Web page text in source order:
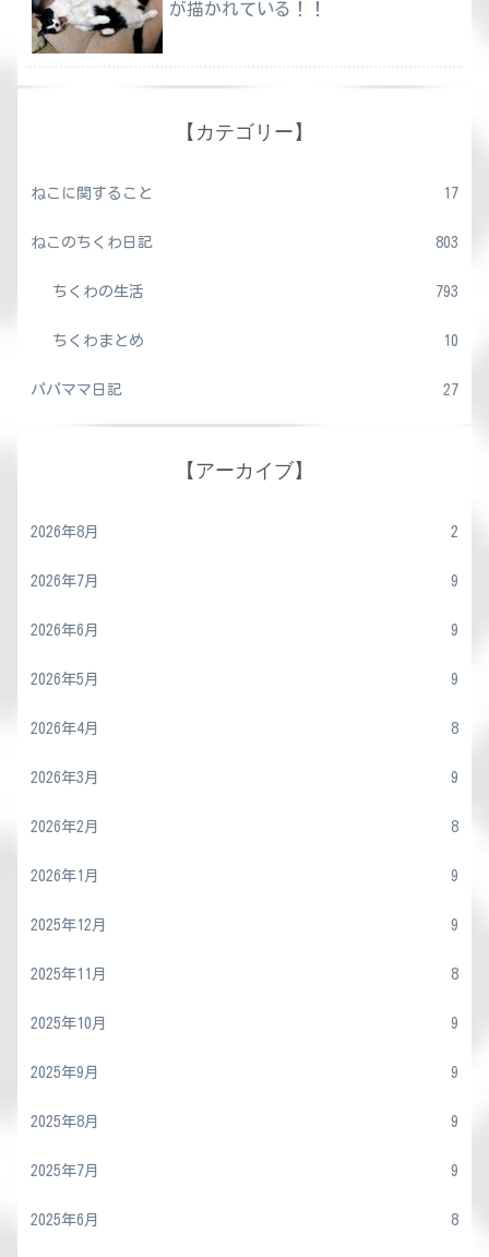
が描かれている！！
【カテゴリー】
ねこに関すること 17
ねこのちくわ日記 803
ちくわの生活 793
ちくわまとめ 10
パパママ日記 27
【アーカイブ】
2026年8月 2
2026年7月 9
2026年6月 9
2026年5月 9
2026年4月 8
2026年3月 9
2026年2月 8
2026年1月 9
2025年12月 9
2025年11月 8
2025年10月 9
2025年9月 9
2025年8月 9
2025年7月 9
2025年6月 8